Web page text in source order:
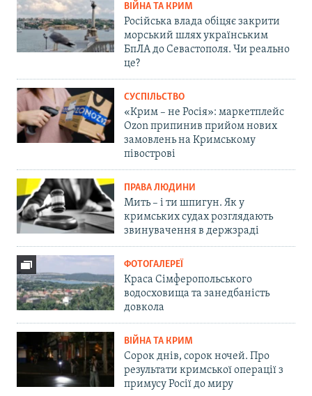
ВІЙНА ТА КРИМ
Російська влада обіцяє закрити
морський шлях українським
БпЛА до Севастополя. Чи реально
це?
СУСПІЛЬСТВО
«Крим – не Росія»: маркетплейс
Ozon припинив прийом нових
замовлень на Кримському
півострові
ПРАВА ЛЮДИНИ
Мить – і ти шпигун. Як у
кримських судах розглядають
звинувачення в держзраді
ФОТОГАЛЕРЕЇ
Краса Сімферопольського
водосховища та занедбаність
довкола
ВІЙНА ТА КРИМ
Сорок днів, сорок ночей. Про
результати кримської операції з
примусу Росії до миру